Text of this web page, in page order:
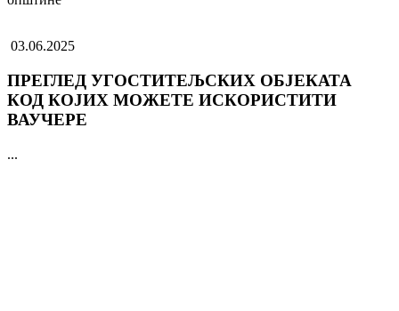
03.06.2025
ПРЕГЛЕД УГОСТИТЕЉСКИХ ОБЈЕКАТА
КОД КОЈИХ МОЖЕТЕ ИСКОРИСТИТИ
ВАУЧЕРЕ
...